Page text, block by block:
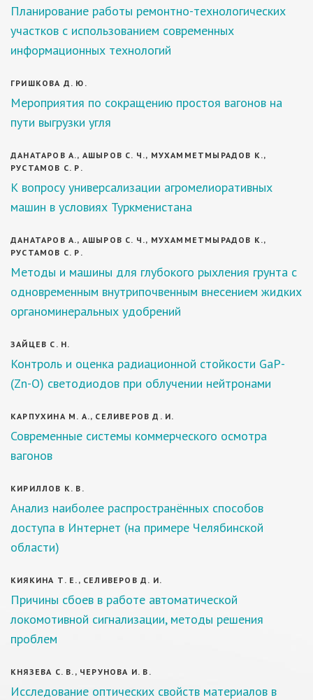
Планирование работы ремонтно-технологических
участков с использованием современных
информационных технологий
ГРИШКОВА Д. Ю.
Мероприятия по сокращению простоя вагонов на
пути выгрузки угля
ДАНАТАРОВ А., АШЫРОВ С. Ч., МУХАММЕТМЫРАДОВ К.,
РУСТАМОВ С. Р.
К вопросу универсализации агромелиоративных
машин в условиях Туркменистана
ДАНАТАРОВ А., АШЫРОВ С. Ч., МУХАММЕТМЫРАДОВ К.,
РУСТАМОВ С. Р.
Методы и машины для глубокого рыхления грунта с
одновременным внутрипочвенным внесением жидких
органоминеральных удобрений
ЗАЙЦЕВ С. Н.
Контроль и оценка радиационной стойкости GaP-
(Zn-O) светодиодов при облучении нейтронами
КАРПУХИНА М. А., СЕЛИВЕРОВ Д. И.
Современные системы коммерческого осмотра
вагонов
КИРИЛЛОВ К. В.
Анализ наиболее распространённых способов
доступа в Интернет (на примере Челябинской
области)
КИЯКИНА Т. Е., СЕЛИВЕРОВ Д. И.
Причины сбоев в работе автоматической
локомотивной сигнализации, методы решения
проблем
КНЯЗЕВА С. В., ЧЕРУНОВА И. В.
Исследование оптических свойств материалов в